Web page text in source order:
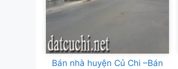
Bán nhà huyện Củ Chi –Bán